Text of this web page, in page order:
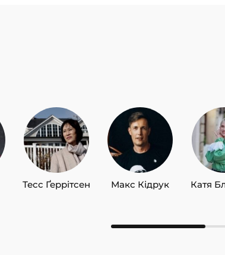
Тесс Ґеррітсен Макс Кідрук Катя